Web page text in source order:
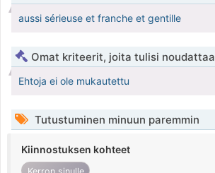
aussi sérieuse et franche et gentille
Omat kriteerit, joita tulisi noudattaa
Ehtoja ei ole mukautettu
Tutustuminen minuun paremmin
Kiinnostuksen kohteet